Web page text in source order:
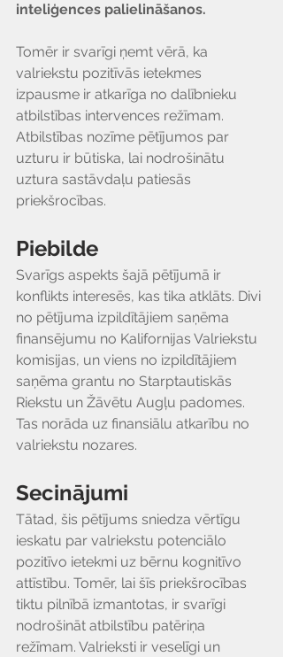
inteliģences palielināšanos.
Tomēr ir svarīgi ņemt vērā, ka
valriekstu pozitīvās ietekmes
izpausme ir atkarīga no dalībnieku
atbilstības intervences režīmam.
Atbilstības nozīme pētījumos par
uzturu ir būtiska, lai nodrošinātu
uztura sastāvdaļu patiesās
priekšrocības.
Piebilde
Svarīgs aspekts šajā pētījumā ir
konflikts interesēs, kas tika atklāts. Divi
no pētījuma izpildītājiem saņēma
finansējumu no Kalifornijas Valriekstu
komisijas, un viens no izpildītājiem
saņēma grantu no Starptautiskās
Riekstu un Žāvētu Augļu padomes.
Tas norāda uz finansiālu atkarību no
valriekstu nozares.
Secinājumi
Tātad, šis pētījums sniedza vērtīgu
ieskatu par valriekstu potenciālo
pozitīvo ietekmi uz bērnu kognitīvo
attīstību. Tomēr, lai šīs priekšrocības
tiktu pilnībā izmantotas, ir svarīgi
nodrošināt atbilstību patēriņa
režīmam. Valrieksti ir veselīgi un